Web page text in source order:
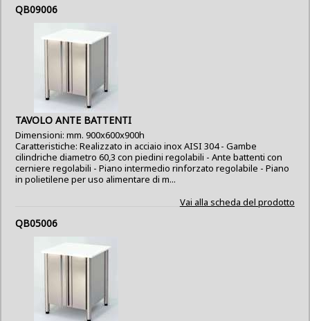
QB09006
TAVOLO ANTE BATTENTI
Dimensioni: mm. 900x600x900h
Caratteristiche: Realizzato in acciaio inox AISI 304 - Gambe
cilindriche diametro 60,3 con piedini regolabili - Ante battenti con
cerniere regolabili - Piano intermedio rinforzato regolabile - Piano
in polietilene per uso alimentare di m...
Vai alla scheda del prodotto
QB05006